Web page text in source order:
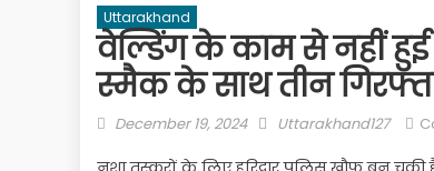
Uttarakhand
वेल्डिंग के काम से नहीं
स्मैक के साथ तीन
Posted
December 19, 2024 Author
Uttarakhand127